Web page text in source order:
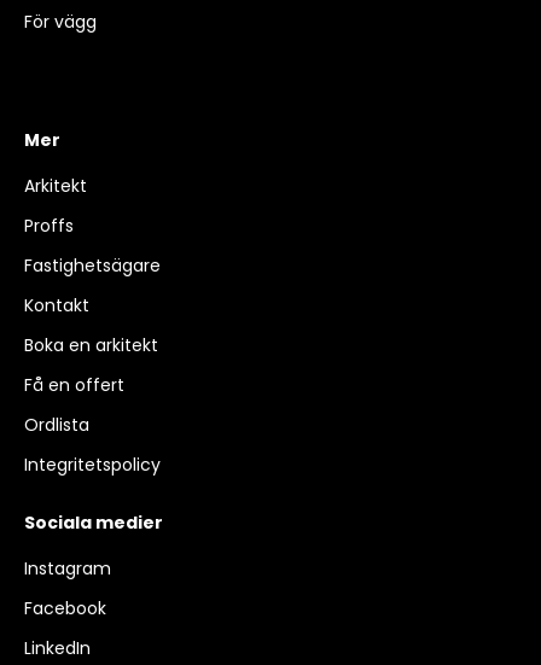
För vägg
Mer
Arkitekt
Proffs
Fastighetsägare
Kontakt
Boka en arkitekt
Få en offert
Ordlista
Integritetspolicy
Sociala medier
Instagram
Facebook
LinkedIn